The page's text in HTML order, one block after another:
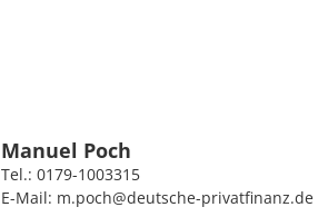
Manuel Poch
Tel.: 0179-1003315
E-Mail: m.poch@deutsche-privatfinanz.de